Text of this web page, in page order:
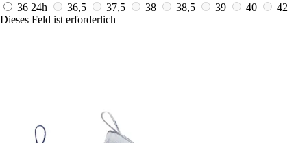
36 24h 36,5 37,5 38 38,5 39 40
42
Dieses Feld ist erforderlich